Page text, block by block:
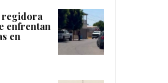
regidora
enfrentan
en